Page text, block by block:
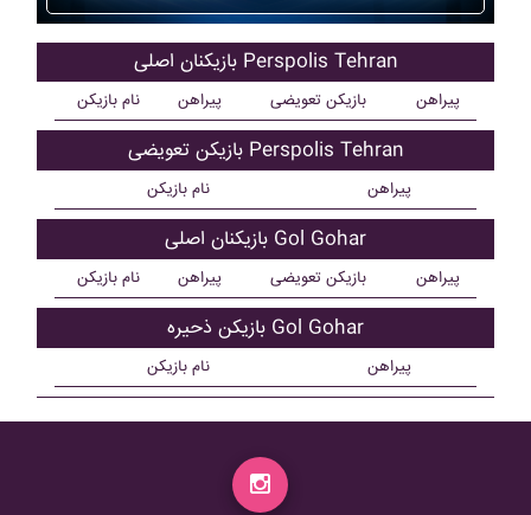
بازیکنان اصلی Perspolis Tehran
نام بازیکن پیراهن بازیکن تعویضی پیراهن
بازیکن تعویضی Perspolis Tehran
نام بازیکن پیراهن
بازیکنان اصلی Gol Gohar
نام بازیکن پیراهن بازیکن تعویضی پیراهن
بازیکن ذحیره Gol Gohar
نام بازیکن پیراهن